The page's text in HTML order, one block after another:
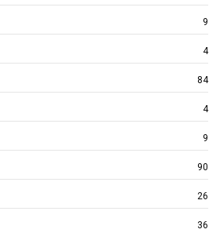
9
4
84
4
9
90
26
36